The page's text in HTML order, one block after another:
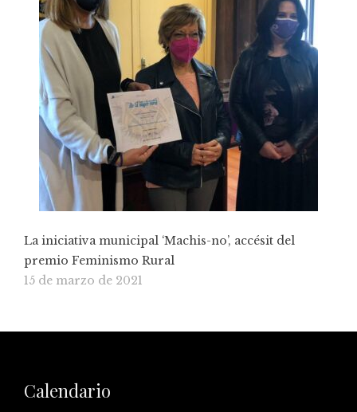
La iniciativa municipal ‘Machis-no’, accésit del
premio Feminismo Rural
15 de marzo de 2021
Calendario